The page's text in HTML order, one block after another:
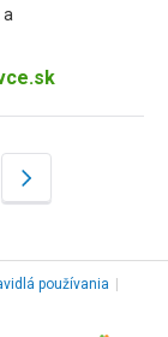
používania